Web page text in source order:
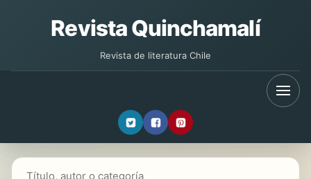
Revista Quinchamalí
Revista de literatura Chile